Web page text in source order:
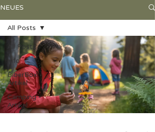
NEUES
All Posts
Info
BiberBox -
Artikel
Camping -
Artikel
All Posts